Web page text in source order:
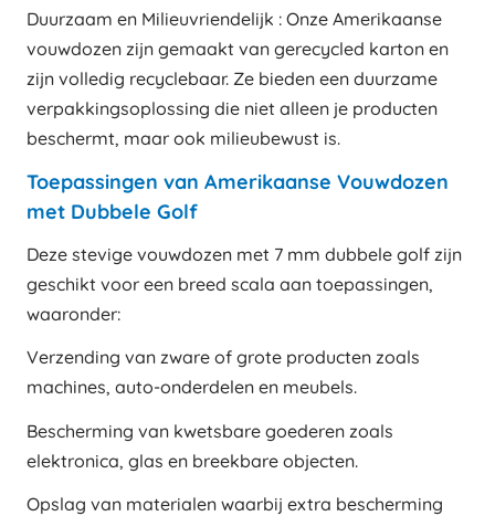
Duurzaam en Milieuvriendelijk : Onze Amerikaanse
vouwdozen zijn gemaakt van gerecycled karton en
zijn volledig recyclebaar. Ze bieden een duurzame
verpakkingsoplossing die niet alleen je producten
beschermt, maar ook milieubewust is.
Toepassingen van Amerikaanse Vouwdozen
met Dubbele Golf
Deze stevige vouwdozen met 7 mm dubbele golf zijn
geschikt voor een breed scala aan toepassingen,
waaronder:
Verzending van zware of grote producten zoals
machines, auto-onderdelen en meubels.
Bescherming van kwetsbare goederen zoals
elektronica, glas en breekbare objecten.
Opslag van materialen waarbij extra bescherming